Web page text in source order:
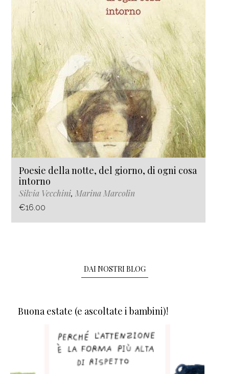
Poesie della notte, del giorno, di ogni cosa
intorno
Silvia Vecchini, Marina Marcolin
€16.00
DAI NOSTRI BLOG
Buona estate (e ascoltate i bambini)!